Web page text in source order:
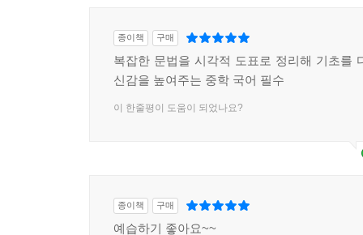
종이책 구매
복잡한 문법을 시각적 도표로 정리해 기초를
신감을 높여주는 중학 국어 필수
이 한줄평이 도움이 되었나요?
종이책 구매
예습하기 좋아요~~